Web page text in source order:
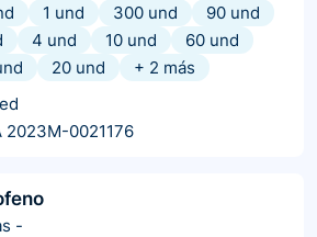
1 und 300 und
90 und
4 und 10 und
60 und
20 und + 2 más
2023M-0021176
-